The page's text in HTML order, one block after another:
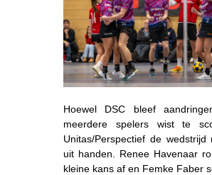
Hoewel DSC bleef
meerdere spelers wist te
Unitas/Perspectief de wedstrijd
uit handen. Renee Havenaar
kleine kans af en Femke Faber